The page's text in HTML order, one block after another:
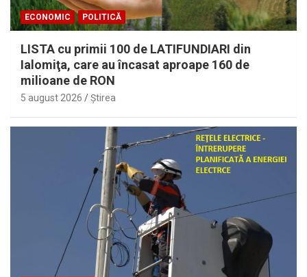
ECONOMIC POLITICĂ
LISTA cu primii 100 de LATIFUNDIARI din
Ialomiţa, care au încasat aproape 160 de
milioane de RON
5 august 2026 Ştirea